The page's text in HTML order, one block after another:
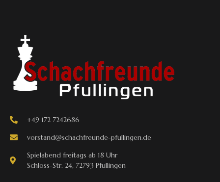
+49 172 7242686
vorstand@schachfreunde-pfullingen.de
Spielabend freitags ab 18 Uhr
Schloss-Str. 24, 72793 Pfullingen